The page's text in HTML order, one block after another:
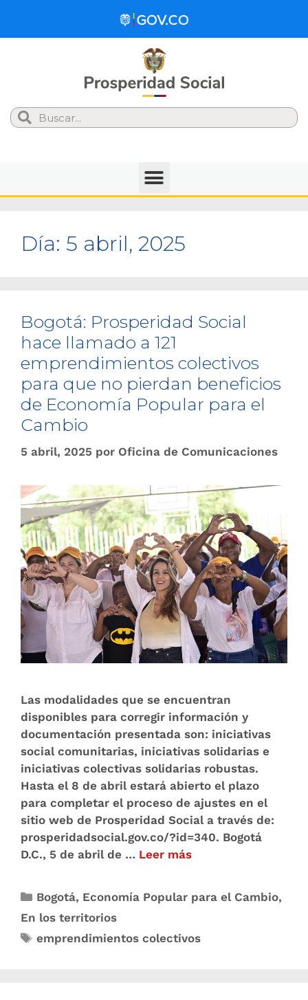
Search
Día: 5 abril, 2025
Bogotá: Prosperidad Social
hace llamado a 121
emprendimientos colectivos
para que no pierdan beneficios
de Economía Popular para el
Cambio
5 abril, 2025 por Oficina de Comunicaciones
Las modalidades que se encuentran
disponibles para corregir información y
documentación presentada son: iniciativas
social comunitarias, iniciativas solidarias e
iniciativas colectivas solidarias robustas.
Hasta el 8 de abril estará abierto el plazo
para completar el proceso de ajustes en el
sitio web de Prosperidad Social a través de:
prosperidadsocial.gov.co/?id=340. Bogotá
D.C., 5 de abril de … Leer más
Bogotá, Economía Popular para el Cambio,
En los territorios
emprendimientos colectivos